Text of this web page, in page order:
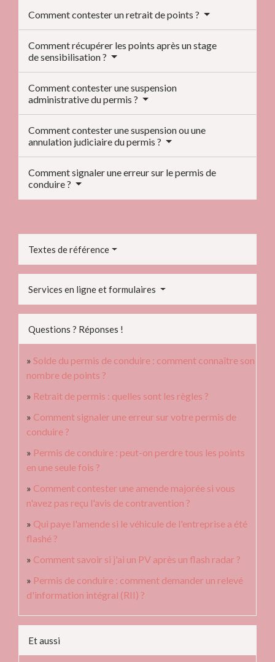
Comment contester un retrait de points ?
Comment récupérer les points après un stage
de sensibilisation ?
Comment contester une suspension
administrative du permis ?
Comment contester une suspension ou une
annulation judiciaire du permis ?
Comment signaler une erreur sur le permis de
conduire ?
Textes de référence
Services en ligne et formulaires
Questions ? Réponses !
Solde du permis de conduire : comment connaître son
nombre de points ?
Retrait de permis : quelles sont les règles ?
Comment signaler une erreur sur votre permis de
conduire ?
Permis de conduire : peut-on perdre tous les points
en une seule fois ?
Comment contester une amende majorée si vous
n'avez pas reçu l'avis de contravention ?
Qui paye l'amende si le véhicule de l'entreprise a été
flashé ?
Comment savoir si j'ai un PV après un flash radar ?
Permis de conduire : comment demander un relevé
d'information intégral (RII) ?
Et aussi